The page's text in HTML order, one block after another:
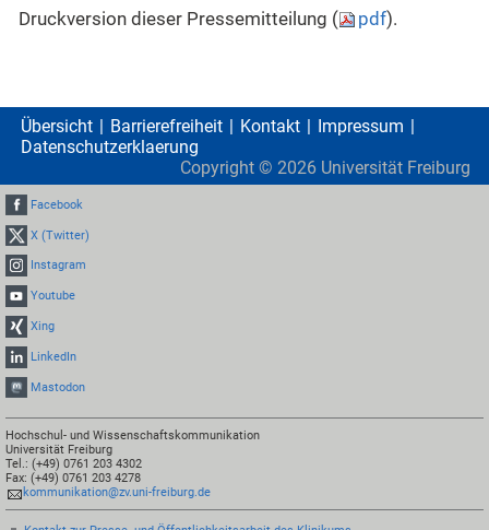
Druckversion dieser Pressemitteilung ( pdf).
Übersicht Barrierefreiheit Kontakt
Impressum
Datenschutzerklaerung
Copyright © 2026 Universität Freiburg
Facebook
X (Twitter)
Instagram
Youtube
Xing
LinkedIn
Mastodon
Hochschul- und Wissenschaftskommunikation
Universität Freiburg
Tel.: (+49) 0761 203 4302
Fax: (+49) 0761 203 4278
kommunikation@zv.uni-freiburg.de